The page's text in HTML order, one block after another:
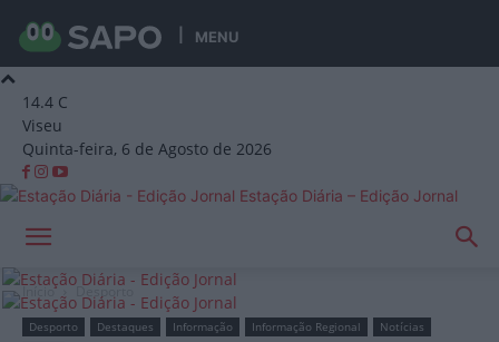
MENU
14.4 C
Viseu
Quinta-feira, 6 de Agosto de 2026
Estação Diária – Edição Jornal
Início Desporto
Desporto Destaques Informação Informação Regional
Notícias